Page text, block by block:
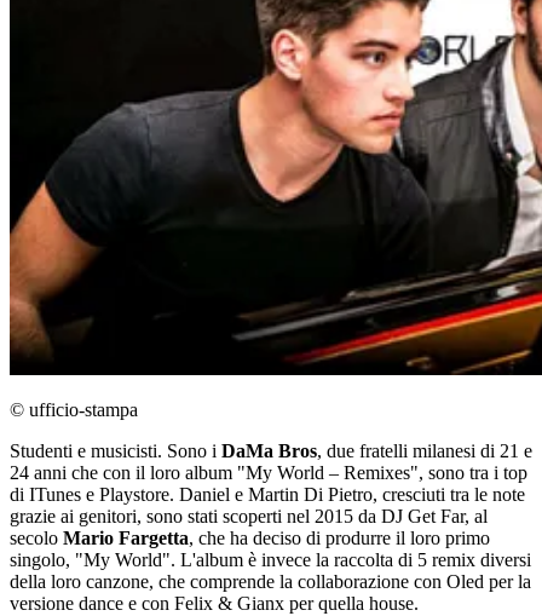
© ufficio-stampa
Studenti e musicisti. Sono i DaMa Bros, due fratelli milanesi di 21 e
24 anni che con il loro album "My World – Remixes", sono tra i top
di ITunes e Playstore. Daniel e Martin Di Pietro, cresciuti tra le note
grazie ai genitori, sono stati scoperti nel 2015 da DJ Get Far, al
secolo Mario Fargetta, che ha deciso di produrre il loro primo
singolo, "My World". L'album è invece la raccolta di 5 remix diversi
della loro canzone, che comprende la collaborazione con Oled per la
versione dance e con Felix & Gianx per quella house.